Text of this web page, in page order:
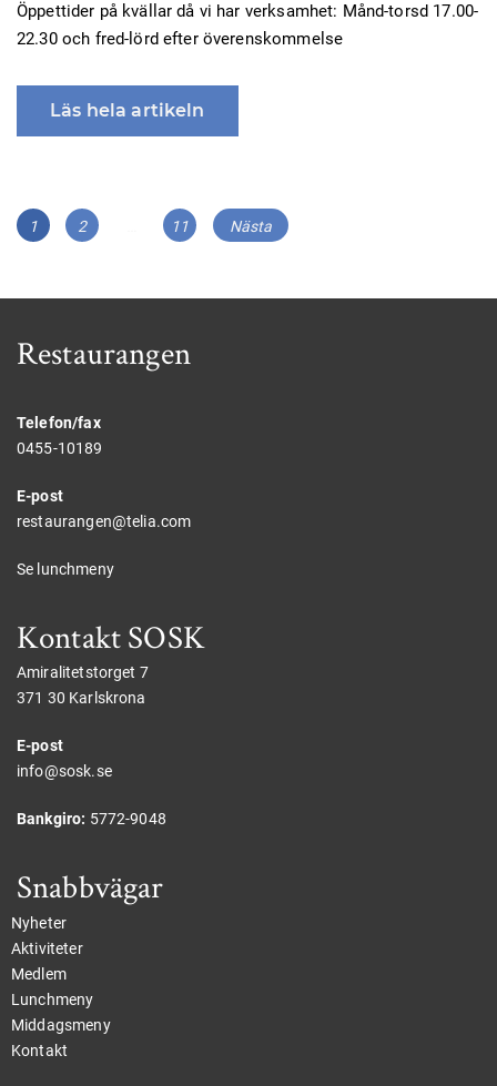
Öppettider på kvällar då vi har verksamhet: Månd-torsd 17.00-
22.30 och fred-lörd efter överenskommelse
Läs hela artikeln
Inläggsnavigering
Sida
1 Sida
2 Sida
11 Nästa
Restaurangen
Telefon/fax
0455-10189
E-post
restaurangen@telia.com
Se lunchmeny
Kontakt SOSK
Amiralitetstorget 7
371 30 Karlskrona
E-post
info@sosk.se
Bankgiro: 5772-9048
Snabbvägar
Nyheter
Aktiviteter
Medlem
Lunchmeny
Middagsmeny
Kontakt